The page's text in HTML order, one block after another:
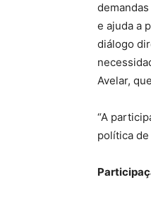
e ajuda a
diálogo
Avelar,
“A
política